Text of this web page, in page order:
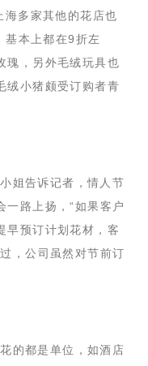
多家其他的花店也
基本上都在9折左
瑰，另外毛绒玩具也
绒小猪颇受订购者青
姐告诉记者，情人节
一路上扬，“如果客户
早预订计划花材，客
，公司虽然对节前订
的都是单位，如酒店